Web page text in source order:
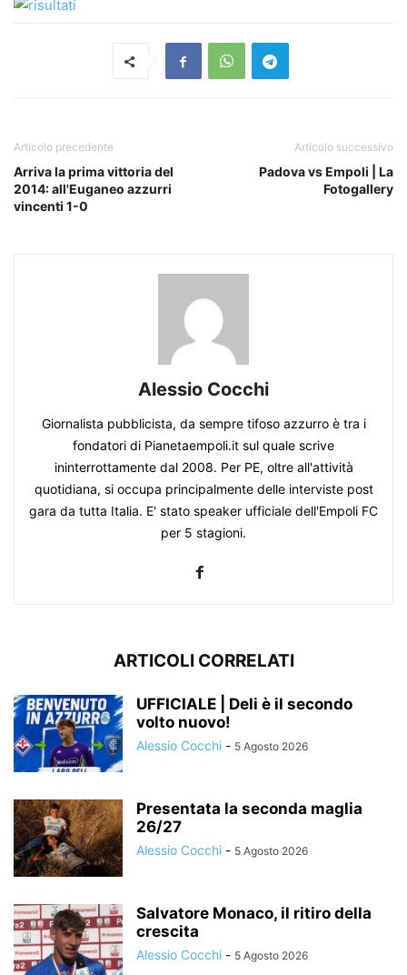
Articolo precedente
Arriva la prima vittoria del
2014: all'Euganeo azzurri
vincenti 1-0
Articolo successivo
Padova vs Empoli | La
Fotogallery
Alessio Cocchi
Giornalista pubblicista, da sempre tifoso azzurro è tra i
fondatori di Pianetaempoli.it sul quale scrive
ininterrottamente dal 2008. Per PE, oltre all'attività
quotidiana, si occupa principalmente delle interviste post
gara da tutta Italia. E' stato speaker ufficiale dell'Empoli FC
per 5 stagioni.
ARTICOLI CORRELATI
UFFICIALE | Deli è il secondo
volto nuovo!
Alessio Cocchi - 5 Agosto 2026
Presentata la seconda maglia
26/27
Alessio Cocchi - 5 Agosto 2026
Salvatore Monaco, il ritiro della
crescita
Alessio Cocchi - 5 Agosto 2026